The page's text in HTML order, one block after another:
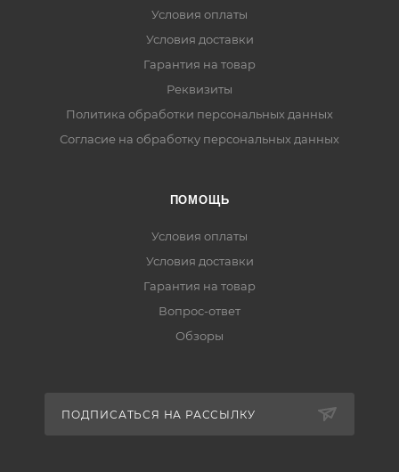
Условия оплаты
Условия доставки
Гарантия на товар
Реквизиты
Политика обработки персональных данных
Согласие на обработку персональных данных
ПОМОЩЬ
Условия оплаты
Условия доставки
Гарантия на товар
Вопрос-ответ
Обзоры
ПОДПИСАТЬСЯ НА РАССЫЛКУ